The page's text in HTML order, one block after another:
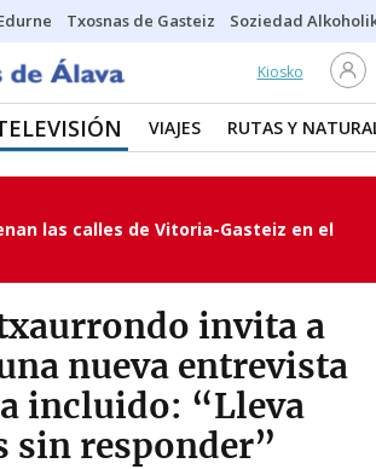
Txosnas de Gasteiz Soziedad
Kiosko
VIAJES RUTAS Y
las calles de Vitoria-Gasteiz en el
invita a
nueva entrevista
incluido: “Lleva
sin responder”